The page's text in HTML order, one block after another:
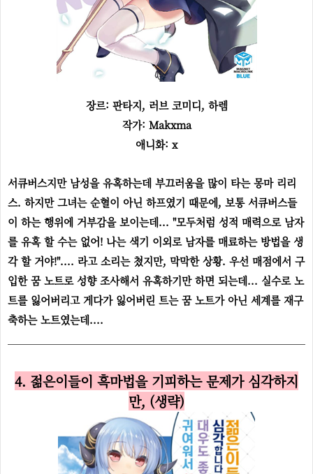
장르: 판타지, 러브 코미디, 하렘
작가: Makxma
애니화: x
서큐버스지만 남성을 유혹하는데 부끄러움을 많이 타는 몽마 리리
스. 하지만 그녀는 순혈이 아닌 하프였기 때문에, 보통 서큐버스들
이 하는 행위에 거부감을 보이는데... "모두처럼 성적 매력으로 남자
를 유혹 할 수는 없어! 나는 색기 이외로 남자를 매료하는 방법을 생
각 할 거야!".... 라고 소리는 쳤지만, 막막한 상황. 우선 매점에서 구
입한 꿈 노트로 성향 조사해서 유혹하기만 하면 되는데... 실수로 노
트를 잃어버리고 게다가 잃어버린 트는 꿈 노트가 아닌 세계를 재구
축하는 노트였는데....
4. 젊은이들이 흑마법을 기피하는 문제가 심각하지
만, (생략)